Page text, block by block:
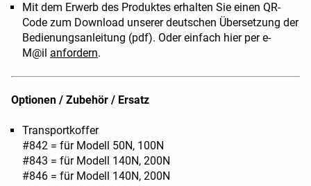
Mit dem Erwerb des Produktes erhalten Sie einen QR-
Code zum Download unserer deutschen Übersetzung der
Bedienungsanleitung (pdf). Oder einfach hier per e-
M@il anfordern.
Optionen / Zubehör / Ersatz
Transportkoffer
#842 = für Modell 50N, 100N
#843 = für Modell 140N, 200N
#846 = für Modell 140N, 200N